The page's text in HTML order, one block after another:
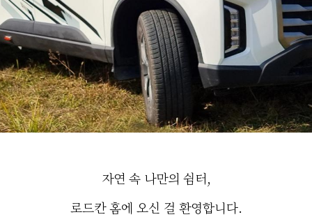
자연 속 나만의 쉼터,
로드칸 홈에 오신 걸 환영합니다.